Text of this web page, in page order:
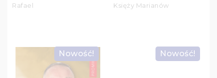
Rafael
Księży Marianów
Nowość! Nowość!